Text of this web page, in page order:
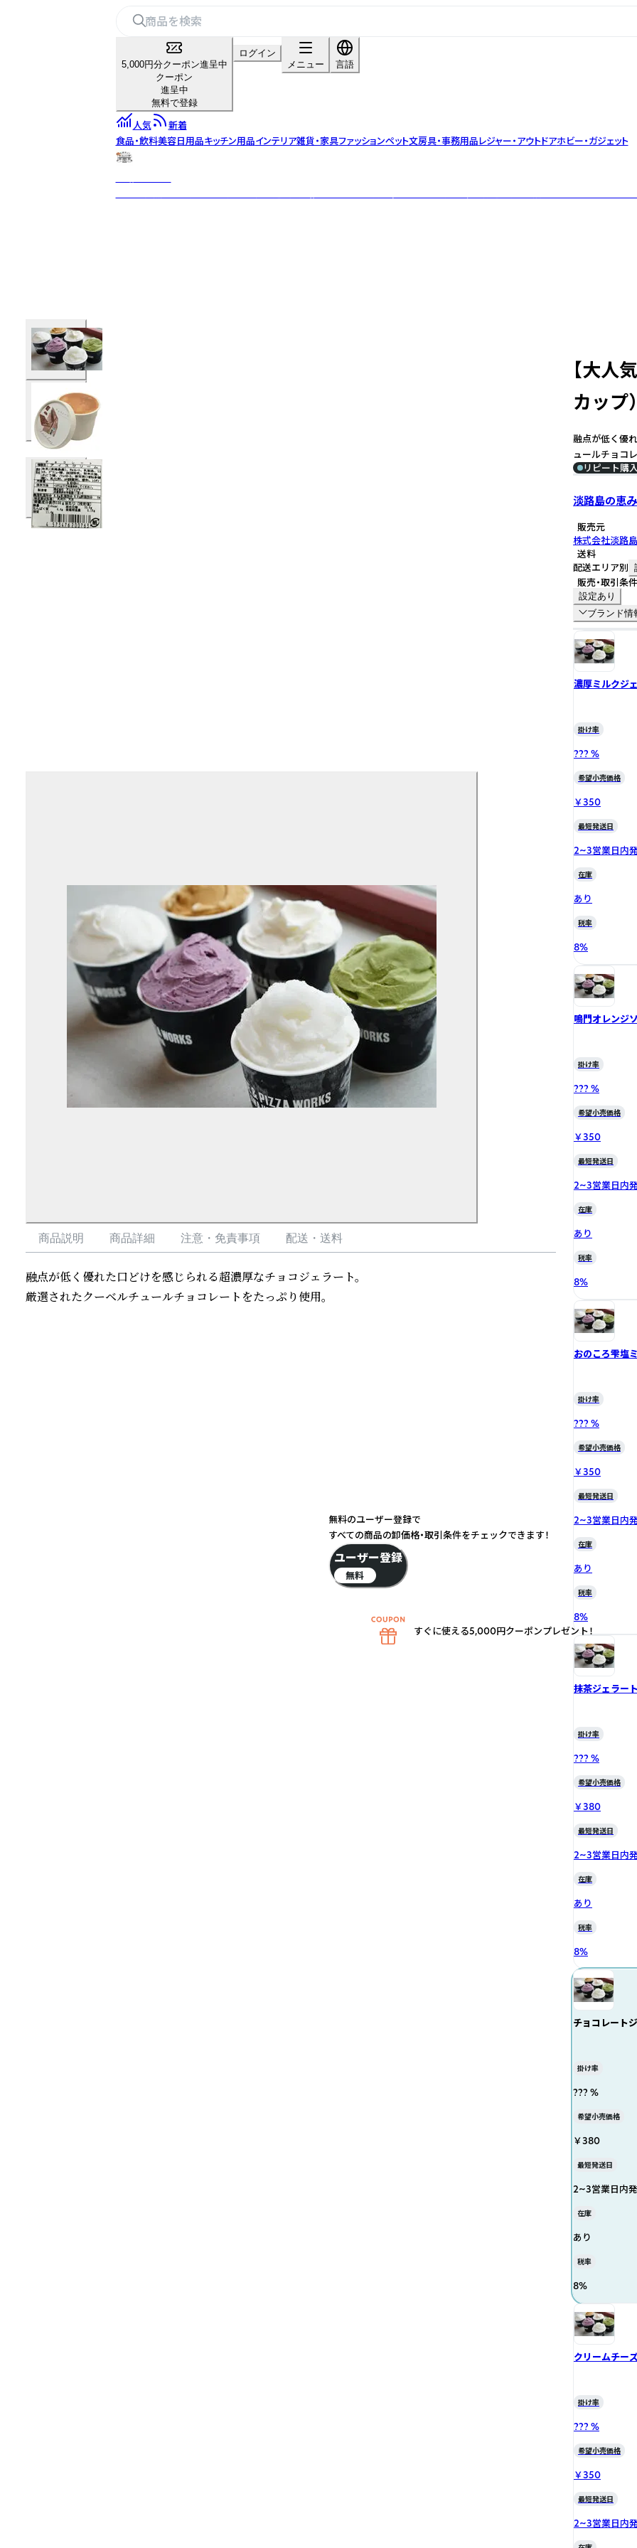
5,000円分クーポン進呈中
クーポン
進呈中
無料で登録
ログイン
メニュー
言語
人気
新着
食品・飲料美容日用品キッチン用品インテリア雑貨・家具ファッションペット文房具・事務用品レジャー・アウトドアホビー・ガジェット
商品説明 商品詳細 注意・免責事項 配送・送料
融点が低く優れた口どけを感じられる超濃厚なチョコジェラート。
厳選されたクーベルチュールチョコレートをたっぷり使用。
【大人
カップ
融点が低く優
ュールチョコ
リピート購
淡路島の恵み
販売元
株式会社淡路
送料
配送エリア別
販売・取引条件
設定あり
ブランド情
濃厚ミルクジ
掛け率
??? %
希望小売価格
￥350
最短発送日
2~3営業日内
在庫
あり
税率
8%
鳴門オレンジ
掛け率
??? %
希望小売価格
￥350
最短発送日
2~3営業日内
在庫
あり
税率
8%
おのころ雫塩
掛け率
??? %
希望小売価格
￥350
最短発送日
2~3営業日内
在庫
あり
税率
8%
抹茶ジェラー
掛け率
??? %
希望小売価格
￥380
最短発送日
2~3営業日内
在庫
あり
税率
8%
チョコレート
掛け率
??? %
希望小売価格
￥380
最短発送日
2~3営業日内
在庫
あり
税率
8%
クリームチー
掛け率
??? %
希望小売価格
￥350
最短発送日
2~3営業日内
無料のユーザー登録で
すべての商品の卸価格・取引条件をチェックできます！
ユーザー登録
無料
すぐに使える5,000円クーポンプレゼント！